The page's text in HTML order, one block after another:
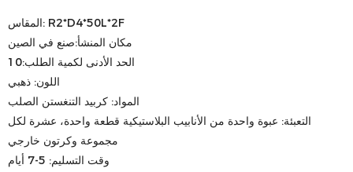
المقاس: R2*D4*50L*2F
مكان المنشأ:صنع في الصين
الحد الأدنى لكمية الطلب:10
اللون: ذهبي
المواد: كربيد التنغستن الصلب
التعبئة: عبوة واحدة من الأنابيب البلاستيكية قطعة واحدة، عشرة لكل
مجموعة وكرتون خارجي
وقت التسليم: 5-7 أيام